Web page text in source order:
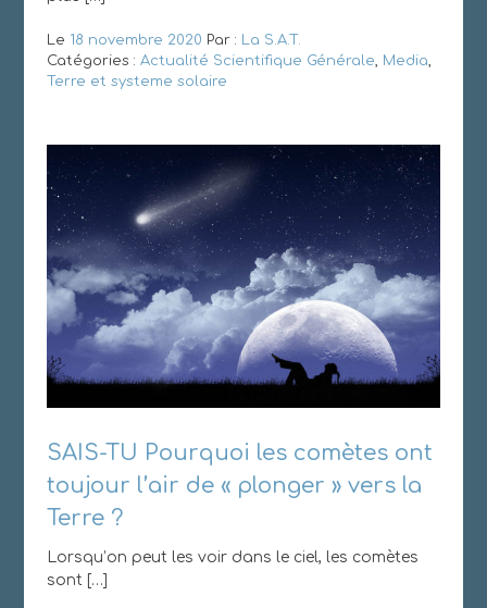
Le 18 novembre 2020 Par : La S.A.T.
Catégories : Actualité Scientifique Générale, Media,
Terre et systeme solaire
SAIS-TU Pourquoi les comètes ont
toujour l’air de « plonger » vers la
Terre ?
Lorsqu’on peut les voir dans le ciel, les comètes
sont […]